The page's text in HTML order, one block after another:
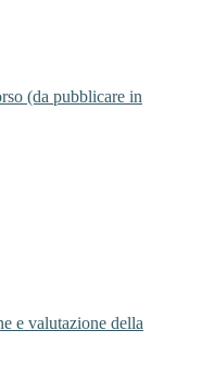
(da pubblicare in
e valutazione della